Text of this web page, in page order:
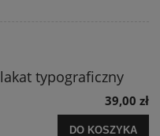
typograficzny
39,00 zł
DO KOSZYKA